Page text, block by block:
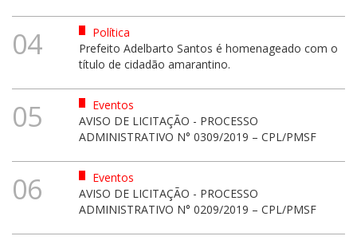
04
Política
Prefeito Adelbarto Santos é homenageado com o
título de cidadão amarantino.
05
Eventos
AVISO DE LICITAÇÃO - PROCESSO
ADMINISTRATIVO N° 0309/2019 – CPL/PMSF
06
Eventos
AVISO DE LICITAÇÃO - PROCESSO
ADMINISTRATIVO N° 0209/2019 – CPL/PMSF